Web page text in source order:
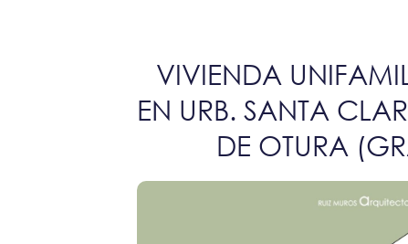
VIVIENDA
EN URB. SANTA
DE OTURA